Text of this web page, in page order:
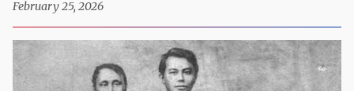
February 25, 2026